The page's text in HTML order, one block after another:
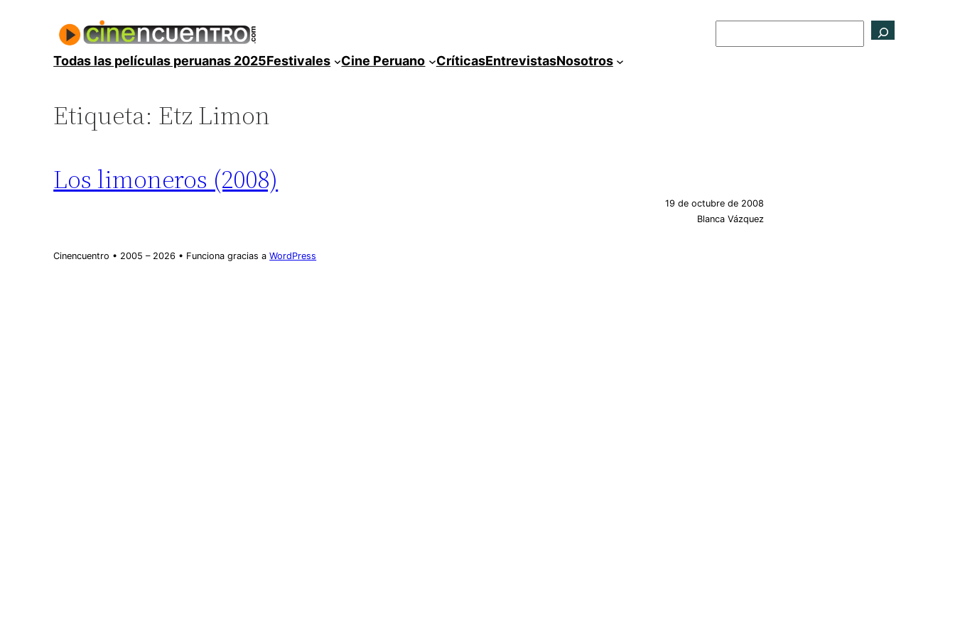
contenidoTodas las películas peruanas 2025Festivales Cine Peruano CríticasEntrevistasNosotros
Etiqueta: Etz Limon
Los limoneros (2008)
19 de octubre de 2008
Blanca Vázquez
Cinencuentro • 2005 – 2026 • Funciona gracias aWordPress